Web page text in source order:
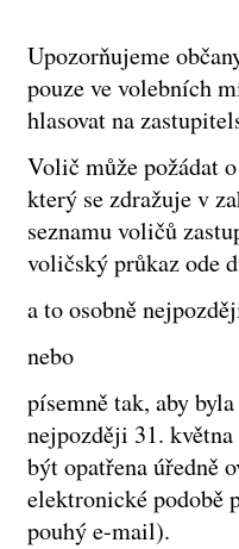
Upozorňujeme
pouze ve volebních
hlasovat na
Volič může požádat
který se zdražuje v
seznamu voličů
voličský průkaz ode
a to osobně
nebo
písemně tak, aby
nejpozději 31.
být opatřena úředně
elektronické podobě
pouhý e-mail).